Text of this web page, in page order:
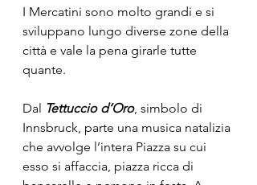
I Mercatini sono molto grandi e si
sviluppano lungo diverse zone della
città e vale la pena girarle tutte
quante.
Dal Tettuccio d’Oro, simbolo di
Innsbruck, parte una musica natalizia
che avvolge l’intera Piazza su cui
esso si affaccia, piazza ricca di